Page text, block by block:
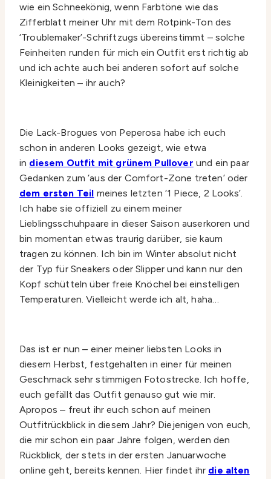
wie ein Schneekönig, wenn Farbtöne wie das
Zifferblatt meiner Uhr mit dem Rotpink-Ton des
‘Troublemaker’-Schriftzugs übereinstimmt – solche
Feinheiten runden für mich ein Outfit erst richtig ab
und ich achte auch bei anderen sofort auf solche
Kleinigkeiten – ihr auch?
Die Lack-Brogues von Peperosa habe ich euch
schon in anderen Looks gezeigt, wie etwa
in diesem Outfit mit grünem Pullover und ein paar
Gedanken zum ‘aus der Comfort-Zone treten’ oder
dem ersten Teil meines letzten ‘1 Piece, 2 Looks’.
Ich habe sie offiziell zu einem meiner
Lieblingsschuhpaare in dieser Saison auserkoren und
bin momentan etwas traurig darüber, sie kaum
tragen zu können. Ich bin im Winter absolut nicht
der Typ für Sneakers oder Slipper und kann nur den
Kopf schütteln über freie Knöchel bei einstelligen
Temperaturen. Vielleicht werde ich alt, haha…
Das ist er nun – einer meiner liebsten Looks in
diesem Herbst, festgehalten in einer für meinen
Geschmack sehr stimmigen Fotostrecke. Ich hoffe,
euch gefällt das Outfit genauso gut wie mir.
Apropos – freut ihr euch schon auf meinen
Outfitrückblick in diesem Jahr? Diejenigen von euch,
die mir schon ein paar Jahre folgen, werden den
Rückblick, der stets in der ersten Januarwoche
online geht, bereits kennen. Hier findet ihr die alten